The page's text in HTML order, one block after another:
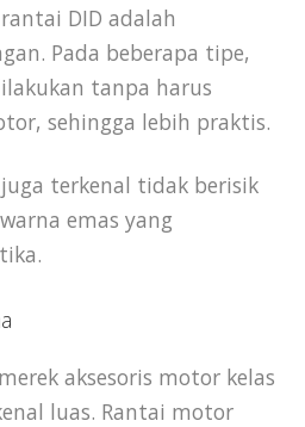
DID adalah
Pada beberapa tipe,
tanpa harus
sehingga lebih praktis.
terkenal tidak berisik
emas yang
aksesoris motor kelas
luas. Rantai motor